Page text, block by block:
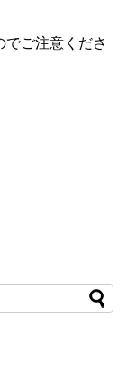
でご注意くださ